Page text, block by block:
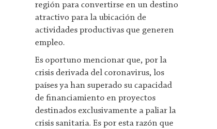
región para convertirse en un destino
atractivo para la ubicación de
actividades productivas que generen
empleo.
Es oportuno mencionar que, por la
crisis derivada del coronavirus, los
países ya han superado su capacidad
de financiamiento en proyectos
destinados exclusivamente a paliar la
crisis sanitaria. Es por esta razón que